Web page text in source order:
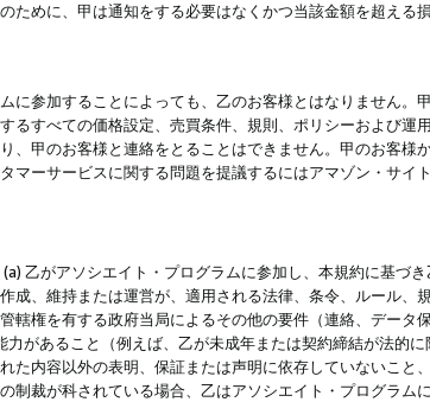
ために、甲は通知をする必要はなくかつ当該金額を超える
に参加することによっても、乙のお客様とはなりません
るすべての価格設定、売買条件、規則、ポリシーおよび
、甲のお客様と連絡をとることはできません。甲のお客
マーサービスに関する問題を提議するにはアマゾン・サイ
乙がアソシエイト・プログラムに参加し、本規約に基づ
成、維持または運営が、適用される法律、条令、ルール
轄権を有する政府当局によるその他の要件（連絡、デー
力があること（例えば、乙が未成年または契約締結が法的
た内容以外の表明、保証または声明に依存していないこと
制裁が科されている場合、乙はアソシエイト・プログラ